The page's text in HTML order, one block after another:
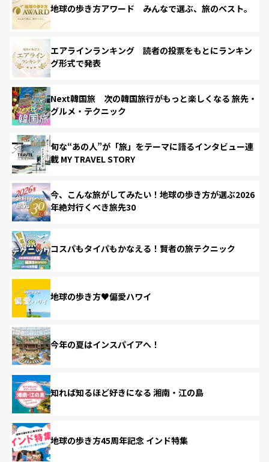
地球の歩き方アワード みんなで選ぶ、旅のベスト。
エアラインランキング 読者の投票をもとにランキン
グ形式で発表
Next韓国旅 次の韓国旅行がもっと楽しくなる 旅先・
グルメ・テクニック
旬な“あの人”が「旅」をテーマに語るインタビュー連
載 MY TRAVEL STORY
今、こんな旅がしてみたい！地球の歩き方が選ぶ2026
年絶対行くべき旅先30
コスパもタイパもかなえる！賢者の旅テクニック
地球の歩き方♥偏愛ハワイ
今年の夏はインスパイアへ！
知れば知るほど好きになる 湘南・江の島
地球の歩き方45周年記念 インド特集